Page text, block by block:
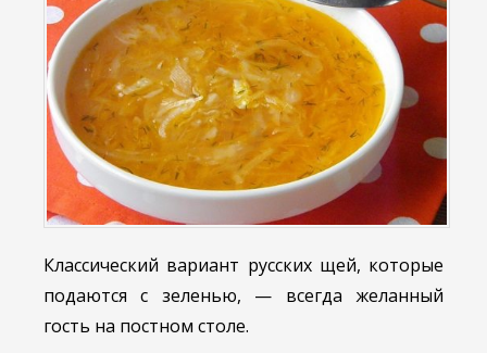
Классический вариант русских щей, которые
подаются с зеленью, — всегда желанный
гость на постном столе.